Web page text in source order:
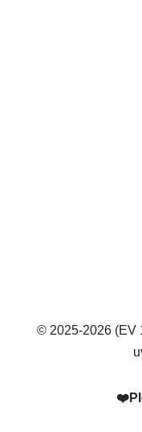
© 2025-2026 (EV
❤️